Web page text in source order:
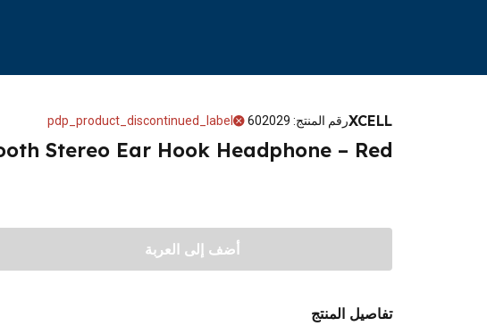
XCELLرقم المنتج:
602029
pdp_product_discontinued_label
Stereo Ear Hook Headphone – Red
أضف إلى العربة
تفاصيل المنتج